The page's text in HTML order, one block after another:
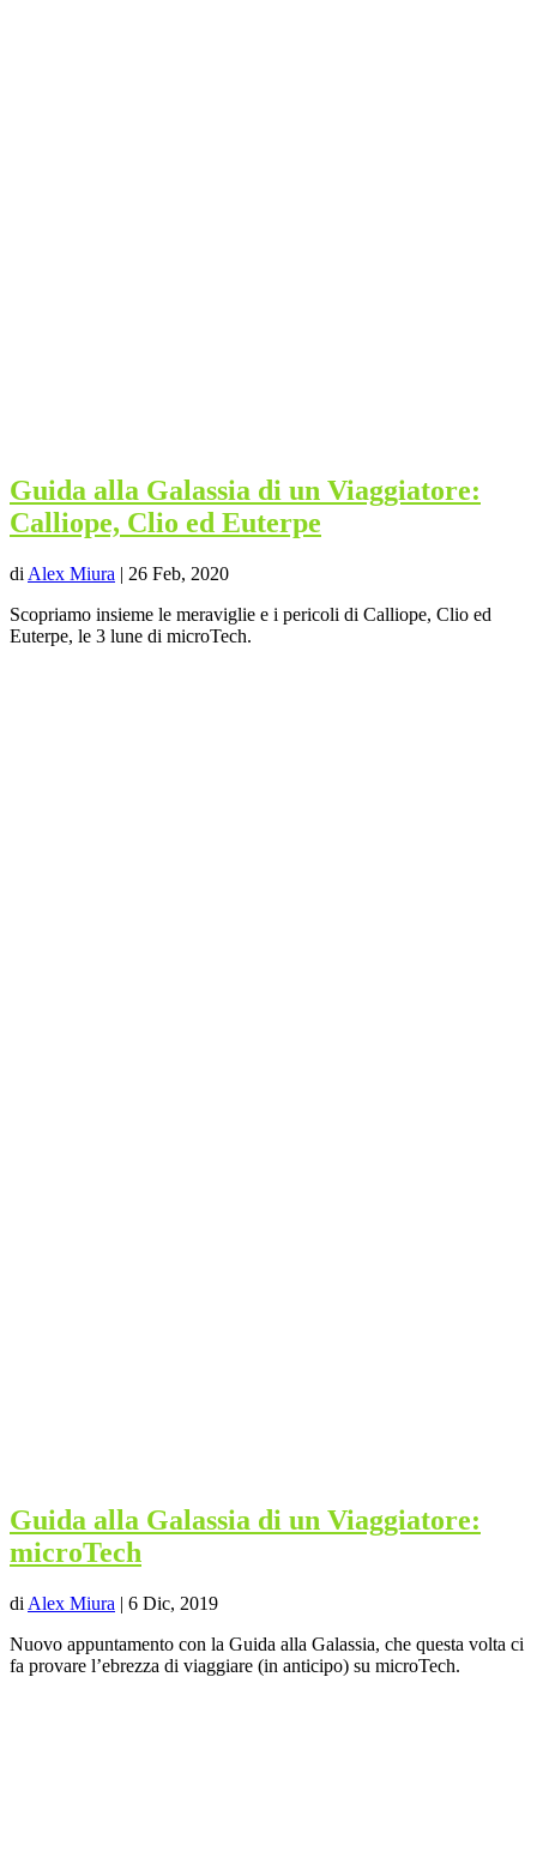
Guida alla Galassia di un Viaggiatore:
Calliope, Clio ed Euterpe
di Alex Miura | 26 Feb, 2020
Scopriamo insieme le meraviglie e i pericoli di Calliope, Clio ed
Euterpe, le 3 lune di microTech.
Guida alla Galassia di un Viaggiatore:
microTech
di Alex Miura | 6 Dic, 2019
Nuovo appuntamento con la Guida alla Galassia, che questa volta ci
fa provare l’ebrezza di viaggiare (in anticipo) su microTech.